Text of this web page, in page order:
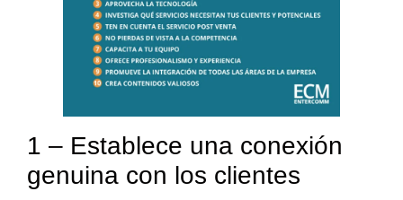
1 – Establece una conexión
genuina con los clientes